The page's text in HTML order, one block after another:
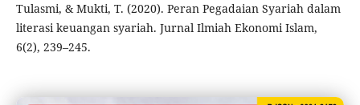
Tulasmi, & Mukti, T. (2020). Peran Pegadaian Syariah dalam
literasi keuangan syariah. Jurnal Ilmiah Ekonomi Islam,
6(2), 239–245.